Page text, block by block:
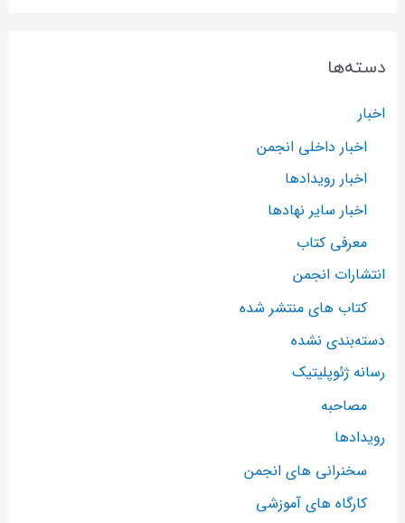
دسته‌ها
اخبار
اخبار داخلی انجمن
اخبار رویدادها
اخبار سایر نهادها
معرفی کتاب
انتشارات انجمن
کتاب های منتشر شده
دسته‌بندی نشده
رسانه ژئوپلیتیک
مصاحبه
رویدادها
سخنرانی های انجمن
کارگاه های آموزشی